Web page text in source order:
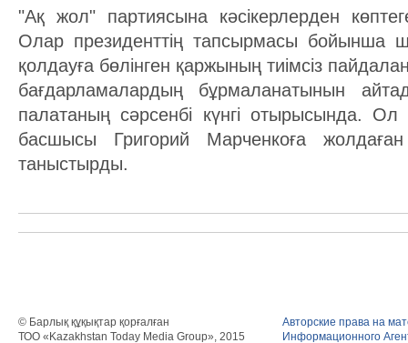
"Ақ жол" партиясына кәсікерлерден
Олар президенттің тапсырмасы бойынша
қолдауға бөлінген қаржының тиімсіз
бағдарламалардың бұрмаланатынын
палатаның сәрсенбі күнгі отырысында. Ол
басшысы Григорий Марченкоға
таныстырды.
© Барлық құқықтар қорғалған
ТОО «Kazakhstan Today Media Group», 2015
Авторские права на
Информационного